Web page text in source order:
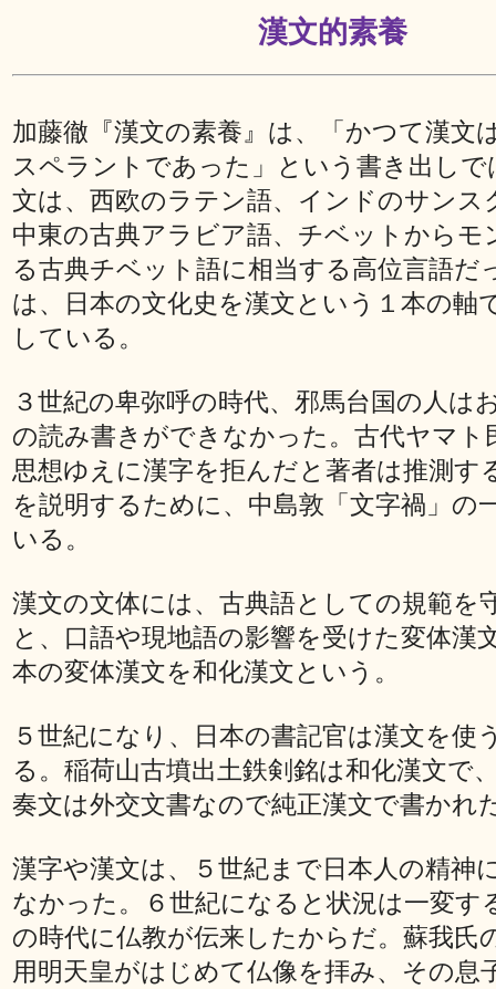
漢文的素養
加藤徹『漢文の素養』は、「かつて漢文
スペラントであった」という書き出しで
文は、西欧のラテン語、インドのサンス
中東の古典アラビア語、チベットからモ
る古典チベット語に相当する高位言語だ
は、日本の文化史を漢文という１本の軸
している。
３世紀の卑弥呼の時代、邪馬台国の人は
の読み書きができなかった。古代ヤマト
思想ゆえに漢字を拒んだと著者は推測す
を説明するために、中島敦「文字禍」の
いる。
漢文の文体には、古典語としての規範を
と、口語や現地語の影響を受けた変体漢
本の変体漢文を和化漢文という。
５世紀になり、日本の書記官は漢文を使
る。稲荷山古墳出土鉄剣銘は和化漢文で
奏文は外交文書なので純正漢文で書かれ
漢字や漢文は、５世紀まで日本人の精神
なかった。６世紀になると状況は一変す
の時代に仏教が伝来したからだ。蘇我氏
用明天皇がはじめて仏像を拝み、その息